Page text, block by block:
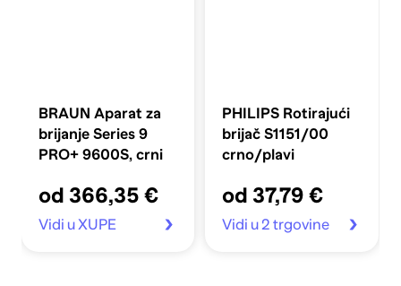
BRAUN Aparat za
brijanje Series 9
PRO+ 9600S, crni
od 366,35 €
Vidi u XUPE
PHILIPS Rotirajući
brijač S1151/00
crno/plavi
od 37,79 €
Vidi u 2 trgovine